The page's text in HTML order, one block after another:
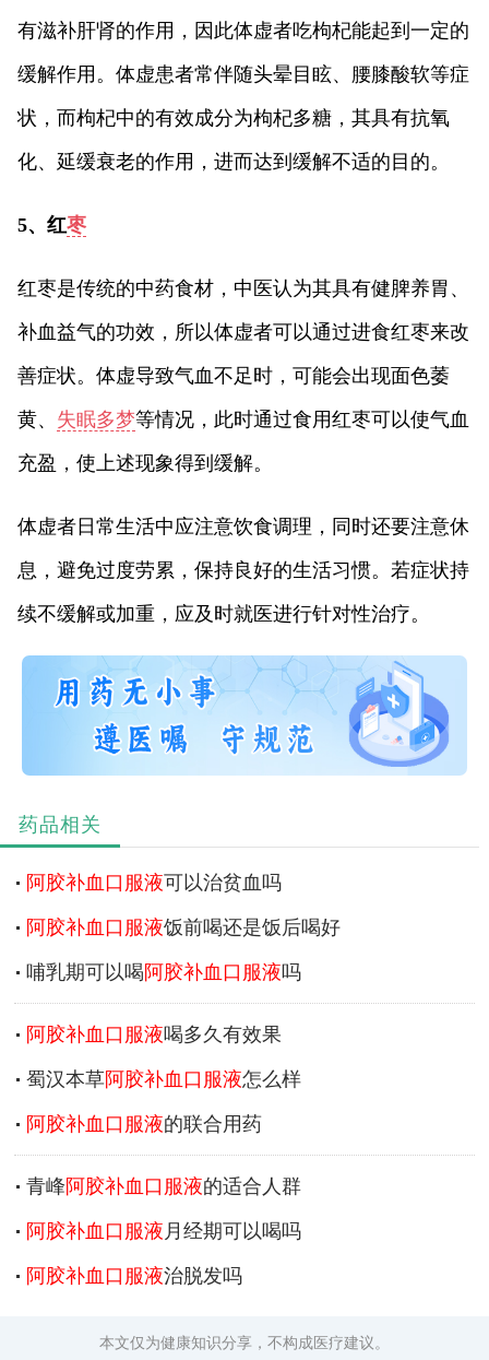
有滋补肝肾的作用，因此体虚者吃枸杞能起到一定的
缓解作用。体虚患者常伴随头晕目眩、腰膝酸软等症
状，而枸杞中的有效成分为枸杞多糖，其具有抗氧
化、延缓衰老的作用，进而达到缓解不适的目的。
5、红枣
红枣是传统的中药食材，中医认为其具有健脾养胃、
补血益气的功效，所以体虚者可以通过进食红枣来改
善症状。体虚导致气血不足时，可能会出现面色萎
黄、 失眠多梦等情况，此时通过食用红枣可以使气血
充盈，使上述现象得到缓解。
体虚者日常生活中应注意饮食调理，同时还要注意休
息，避免过度劳累，保持良好的生活习惯。若症状持
续不缓解或加重，应及时就医进行针对性治疗。
药品相关
阿胶补血口服液可以治贫血吗
阿胶补血口服液饭前喝还是饭后喝好
哺乳期可以喝 阿胶补血口服液吗
阿胶补血口服液喝多久有效果
蜀汉本草阿胶补血口服液怎么样
阿胶补血口服液的联合用药
青峰 阿胶补血口服液的适合人群
阿胶补血口服液 月经期可以喝吗
阿胶补血口服液治脱发吗
本文仅为健康知识分享，不构成医疗建议。